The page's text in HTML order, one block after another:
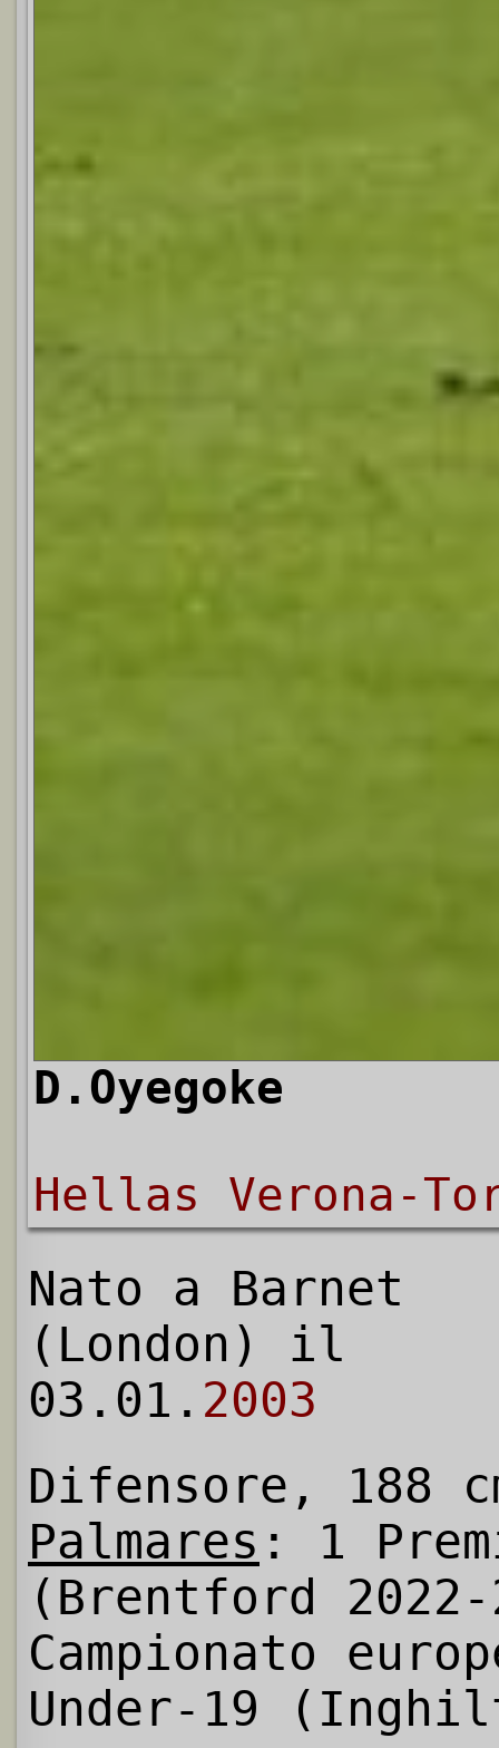
D.Oyegoke
Hellas Verona-
Nato a Barnet
(London) il
03.01. 2003
Difensore, 188
Palmares : 1
(Brentford
Campionato
Under-19